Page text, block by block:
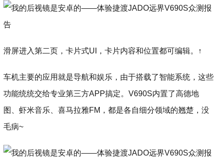
滑屏进入第二页，卡片式UI，卡片内容和位置都可编辑。↑
车机主要的应用就是导航和娱乐，由于搭载了智能系统，这些
功能统统交给专业第三方APP搞定。V690S内置了高德地
图、虾米音乐、喜马拉雅FM，都是各自细分领域的翘楚，没
毛病~